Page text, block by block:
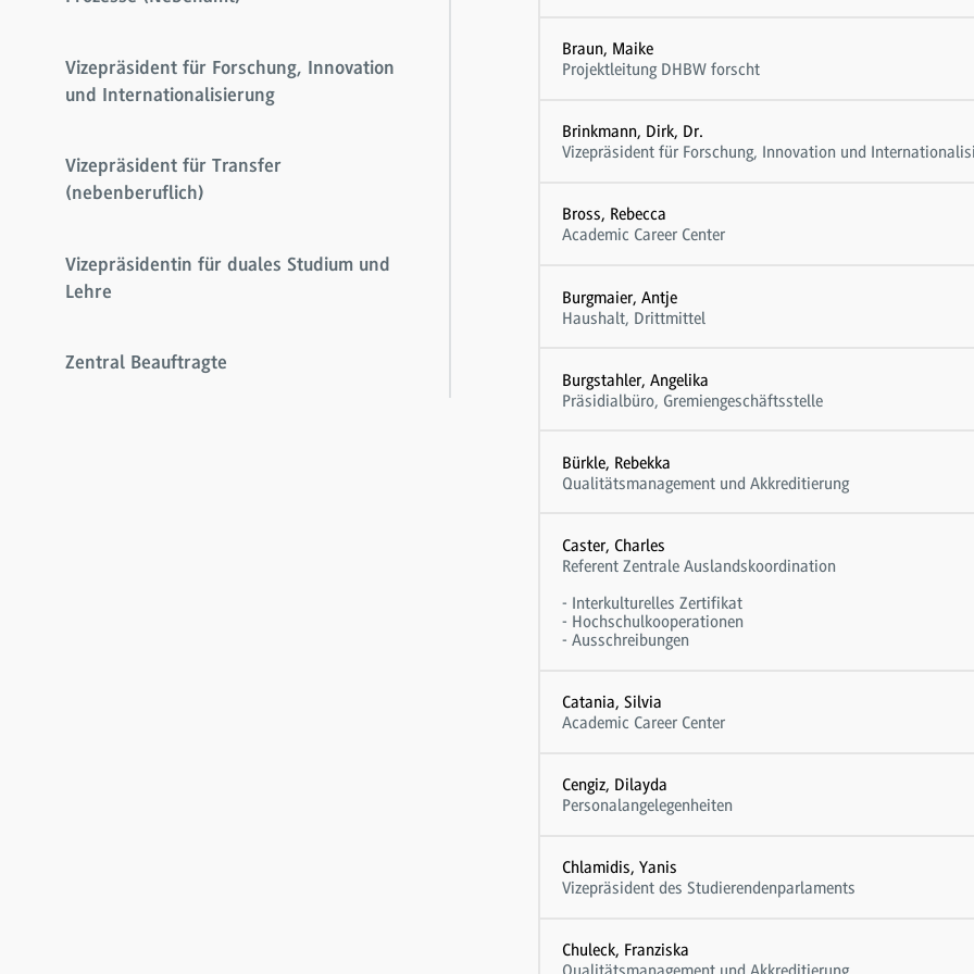
Vizepräsident für Forschung, Innovation
und Internationalisierung
Vizepräsident für Transfer
(nebenberuflich)
Vizepräsidentin für duales Studium und
Lehre
Zentral Beauftragte
Braun, Maike
Projektleitung DHBW forscht
Brinkmann, Dirk, Dr.
Vizepräsident für Forschung, Innovation und
Bross, Rebecca
Academic Career Center
Burgmaier, Antje
Haushalt, Drittmittel
Burgstahler, Angelika
Präsidialbüro, Gremiengeschäftsstelle
Bürkle, Rebekka
Qualitätsmanagement und Akkreditierung
Caster, Charles
Referent Zentrale Auslandskoordination
- Interkulturelles Zertifikat
- Hochschulkooperationen
- Ausschreibungen
Catania, Silvia
Academic Career Center
Cengiz, Dilayda
Personalangelegenheiten
Chlamidis, Yanis
Vizepräsident des Studierendenparlaments
Chuleck, Franziska